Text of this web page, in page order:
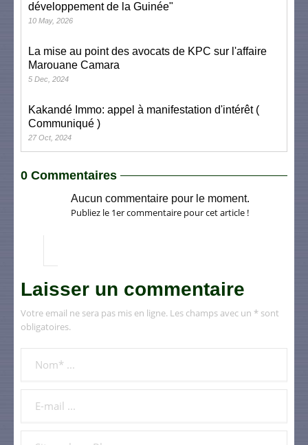
développement de la Guinée"
10 May, 2026
La mise au point des avocats de KPC sur l'affaire
Marouane Camara
5 Dec, 2024
Kakandé Immo: appel à manifestation d'intérêt (
Communiqué )
27 Oct, 2024
0 Commentaires
Aucun commentaire pour le moment.
Publiez le 1er commentaire pour cet article !
Laisser un commentaire
Votre email ne sera pas mis en ligne. Les champs avec un * sont
obligatoires.